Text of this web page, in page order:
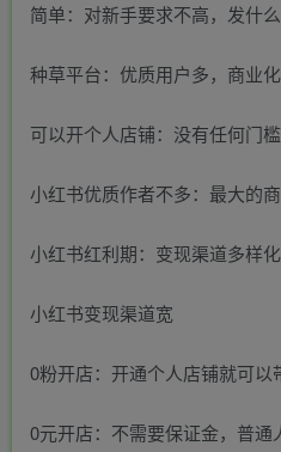
简单：对新手要求不高，发什
种草平台：优质用户多，商业
可以开个人店铺：没有任何门
小红书优质作者不多：最大的
小红书红利期：变现渠道多样
小红书变现渠道宽
0粉开店：开通个人店铺就可以
0元开店：不需要保证金，普通